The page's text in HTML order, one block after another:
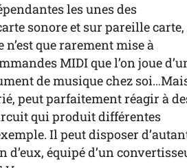
les unes des
sonore et sur pareille
que rarement mise à
MIDI que l’on joue
de musique chez
peut parfaitement réagir à
qui produit différentes
Il peut disposer
d’eux, équipé d’un